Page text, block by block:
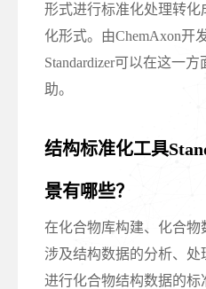
形式进行标准化处理转
化形式。由ChemAxon开
Standardizer可以在这一
助。
结构标准化工具
景有哪些？
在化合物库构建、化合
涉及结构数据的分析、
进行化合物结构数据的标